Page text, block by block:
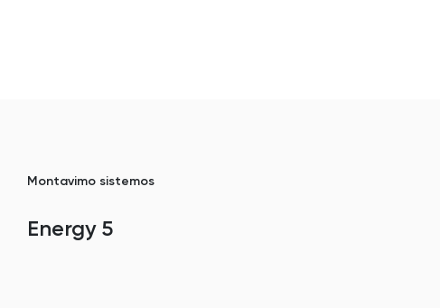
Montavimo sistemos
Energy 5